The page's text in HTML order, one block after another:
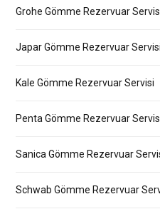
Grohe Gömme Rezervuar
Japar Gömme Rezervuar Servisi
Kale Gömme Rezervuar Servisi
Penta Gömme Rezervuar
Sanica Gömme Rezervuar
Schwab Gömme Rezervuar